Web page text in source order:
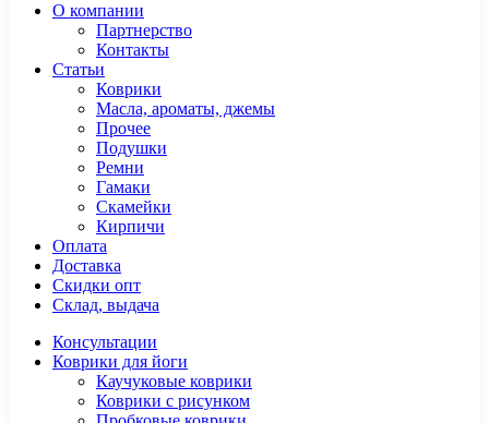
О компании
Партнерство
Контакты
Статьи
Коврики
Масла, ароматы, джемы
Прочее
Подушки
Ремни
Гамаки
Скамейки
Кирпичи
Оплата
Доставка
Скидки опт
Склад, выдача
Консультации
Коврики для йоги
Каучуковые коврики
Коврики с рисунком